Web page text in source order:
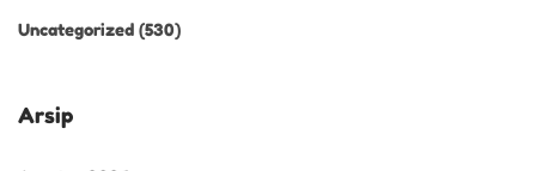
Uncategorized (530)
Arsip